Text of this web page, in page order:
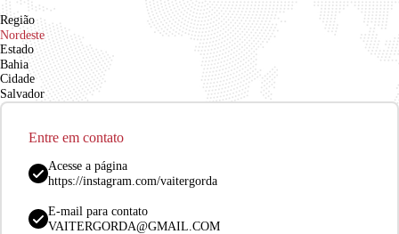
Região
Nordeste
Estado
Bahia
Cidade
Salvador
Entre em contato
Acesse a página
https://instagram.com/vaitergorda
E-mail para contato
VAITERGORDA@GMAIL.COM